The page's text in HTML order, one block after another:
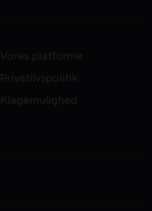
Vores platforme
Privatlivspolitik
Klagemulighed